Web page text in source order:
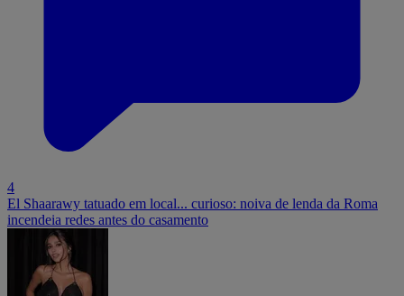
4
El Shaarawy tatuado em local... curioso: noiva de lenda da Roma
incendeia redes antes do casamento